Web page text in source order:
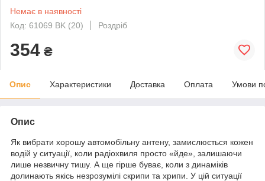
Немає в наявності
Код: 61069 BK (20)
Роздріб
354 ₴
Опис Характеристики Доставка Оплата Умови
Опис
Як вибрати хорошу автомобільну антену, замислюється кожен
водій у ситуації, коли радіохвиля просто «йде», залишаючи
лише незвичну тишу. А ще гірше буває, коли з динаміків
долинають якісь незрозумілі скрипи та хрипи. У цій ситуації